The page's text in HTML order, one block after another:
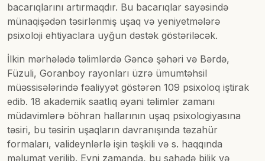
bacarıqlarını artırmaqdır. Bu bacarıqlar sayəsində
münaqişədən təsirlənmiş uşaq və yeniyetmələrə
psixoloji ehtiyaclara uyğun dəstək göstəriləcək.
İlkin mərhələdə təlimlərdə Gəncə şəhəri və Bərdə,
Füzuli, Goranboy rayonları üzrə ümumtəhsil
müəssisələrində fəaliyyət göstərən 109 psixoloq iştirak
edib. 18 akademik saatlıq əyani təlimlər zamanı
müdavimlərə böhran hallarının uşaq psixologiyasına
təsiri, bu təsirin uşaqların davranışında təzahür
formaları, valideynlərlə işin təşkili və s. haqqında
məlumat verilib. Eyni zamanda, bu sahədə bilik və